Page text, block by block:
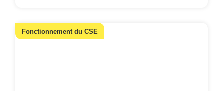
Fonctionnement du CSE